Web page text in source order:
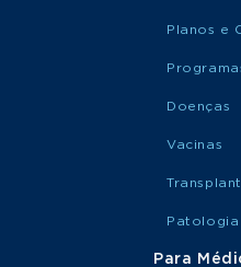
Planos e
Doenças
Vacinas
Patologia
Para